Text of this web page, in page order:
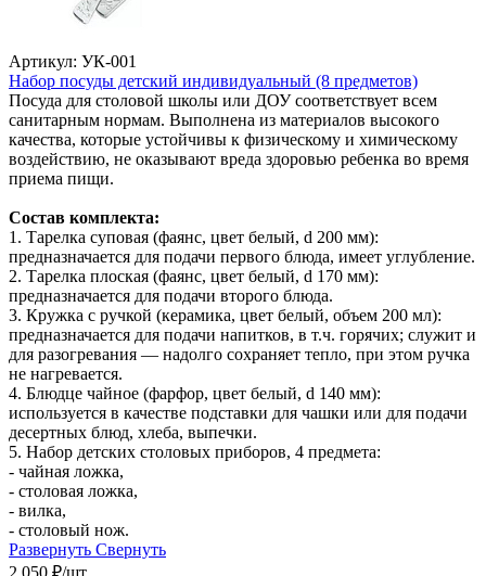
Артикул: УК-001
Набор посуды детский индивидуальный (8 предметов)
Посуда для столовой школы или ДОУ соответствует всем
санитарным нормам. Выполнена из материалов высокого
качества, которые устойчивы к физическому и химическому
воздействию, не оказывают вреда здоровью ребенка во время
приема пищи.
Состав комплекта:
1. Тарелка суповая (фаянс, цвет белый, d 200 мм):
предназначается для подачи первого блюда, имеет углубление.
2. Тарелка плоская (фаянс, цвет белый, d 170 мм):
предназначается для подачи второго блюда.
3. Кружка с ручкой (керамика, цвет белый, объем 200 мл):
предназначается для подачи напитков, в т.ч. горячих; служит и
для разогревания — надолго сохраняет тепло, при этом ручка
не нагревается.
4. Блюдце чайное (фарфор, цвет белый, d 140 мм):
используется в качестве подставки для чашки или для подачи
десертных блюд, хлеба, выпечки.
5. Набор детских столовых приборов, 4 предмета:
- чайная ложка,
- столовая ложка,
- вилка,
- столовый нож.
Развернуть Свернуть
2 050 ₽/шт